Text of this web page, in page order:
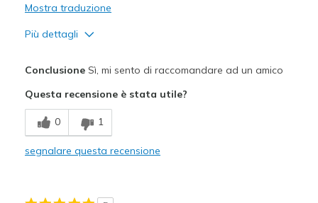
Sizing
Feels half size too small
View On Shoes
I'm Really Into Shoes
Mostra traduzione
Più dettagli
Comfortable
Stylish
ConclusioneSì, mi sento di raccomandare ad un amico
Questa recensione è stata utile?
0 1
segnalare questa recensione